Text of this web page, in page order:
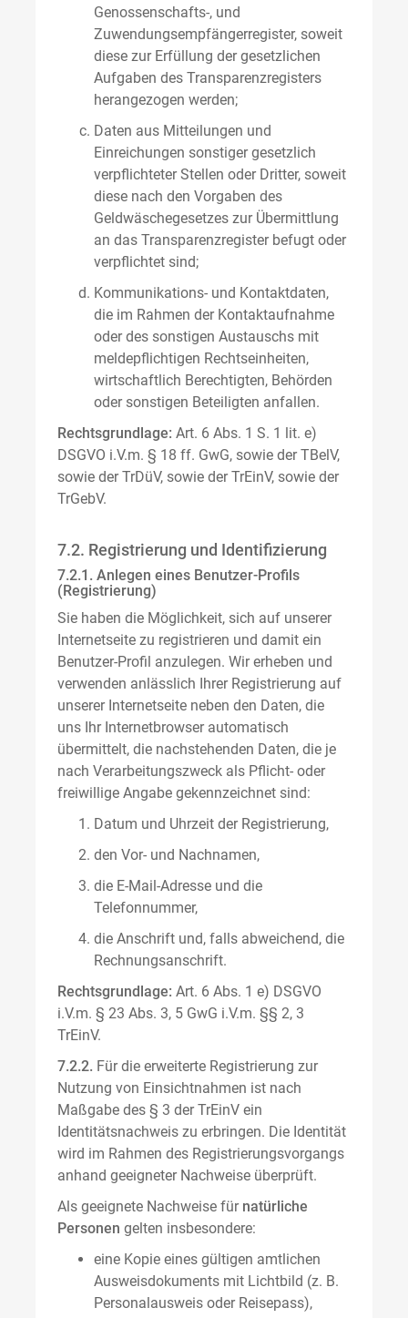
Genossenschafts-, und
Zuwendungsempfängerregister, soweit
diese zur Erfüllung der gesetzlichen
Aufgaben des Transparenzregisters
herangezogen werden;
Daten aus Mitteilungen und
Einreichungen sonstiger gesetzlich
verpflichteter Stellen oder Dritter, soweit
diese nach den Vorgaben des
Geldwäschegesetzes zur Übermittlung
an das Transparenzregister befugt oder
verpflichtet sind;
Kommunikations- und Kontaktdaten,
die im Rahmen der Kontaktaufnahme
oder des sonstigen Austauschs mit
meldepflichtigen Rechtseinheiten,
wirtschaftlich Berechtigten, Behörden
oder sonstigen Beteiligten anfallen.
Rechtsgrundlage: Art. 6 Abs. 1 S. 1 lit. e)
DSGVO i.V.m. § 18 ff. GwG, sowie der TBelV,
sowie der TrDüV, sowie der TrEinV, sowie der
TrGebV.
7.2. Registrierung und Identifizierung
7.2.1. Anlegen eines Benutzer-Profils
(Registrierung)
Sie haben die Möglichkeit, sich auf unserer
Internetseite zu registrieren und damit ein
Benutzer-Profil anzulegen. Wir erheben und
verwenden anlässlich Ihrer Registrierung auf
unserer Internetseite neben den Daten, die
uns Ihr Internetbrowser automatisch
übermittelt, die nachstehenden Daten, die je
nach Verarbeitungszweck als Pflicht- oder
freiwillige Angabe gekennzeichnet sind:
Datum und Uhrzeit der Registrierung,
den Vor- und Nachnamen,
die E-Mail-Adresse und die
Telefonnummer,
die Anschrift und, falls abweichend, die
Rechnungsanschrift.
Rechtsgrundlage: Art. 6 Abs. 1 e) DSGVO
i.V.m. § 23 Abs. 3, 5 GwG i.V.m. §§ 2, 3
TrEinV.
7.2.2. Für die erweiterte Registrierung zur
Nutzung von Einsichtnahmen ist nach
Maßgabe des § 3 der TrEinV ein
Identitätsnachweis zu erbringen. Die Identität
wird im Rahmen des Registrierungsvorgangs
anhand geeigneter Nachweise überprüft.
Als geeignete Nachweise für natürliche
Personen gelten insbesondere:
eine Kopie eines gültigen amtlichen
Ausweisdokuments mit Lichtbild (z. B.
Personalausweis oder Reisepass),